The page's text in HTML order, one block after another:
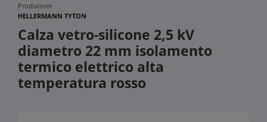
Produttore
HELLERMANN TYTON
Calza vetro-silicone 2,5 kV
diametro 22 mm isolamento
termico elettrico alta
temperatura rosso